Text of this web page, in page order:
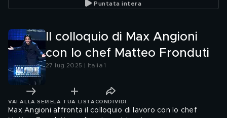
Puntata intera
Il colloquio di Max Angioni
con lo chef Matteo Fronduti
27 lug 2025 | Italia 1
VAI ALLA SERIE LA TUA LISTA CONDIVIDI
Max Angioni affronta il colloquio di lavoro con lo chef